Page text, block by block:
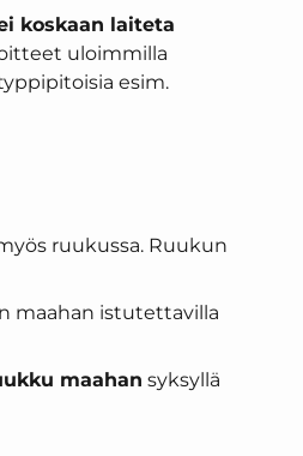
koskaan laiteta
uloimmilla
esim.
ruukussa. Ruukun
maahan istutettavilla
maahan syksyllä